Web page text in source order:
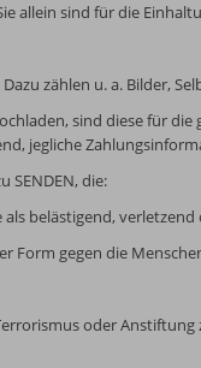
allein sind für die
zählen u. a. Bilder,
sind diese für
jegliche
SENDEN, die:
belästigend,
Form gegen die
oder Anstiftung